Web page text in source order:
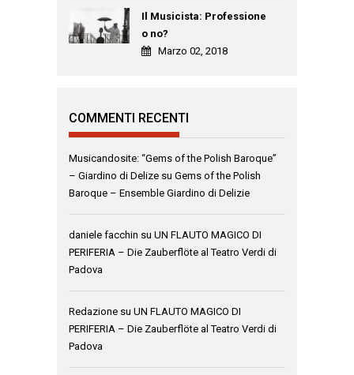
Il Musicista: Professione
o no?
Marzo 02, 2018
COMMENTI RECENTI
Musicandosite: “Gems of the Polish Baroque”
– Giardino di Delize su Gems of the Polish
Baroque – Ensemble Giardino di Delizie
daniele facchin su UN FLAUTO MAGICO DI
PERIFERIA – Die Zauberflöte al Teatro Verdi di
Padova
Redazione su UN FLAUTO MAGICO DI
PERIFERIA – Die Zauberflöte al Teatro Verdi di
Padova